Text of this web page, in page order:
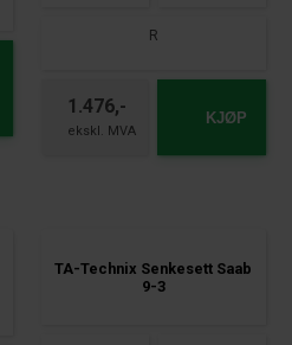
R
1.476,- KJØP
TA-Technix Senkesett Saab
9-3